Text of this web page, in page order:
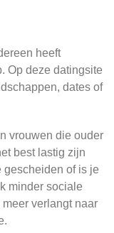
heeft
Op deze datingsite
dates of
vrouwen die ouder
best lastig zijn
gescheiden of is je
minder sociale
verlangt naar